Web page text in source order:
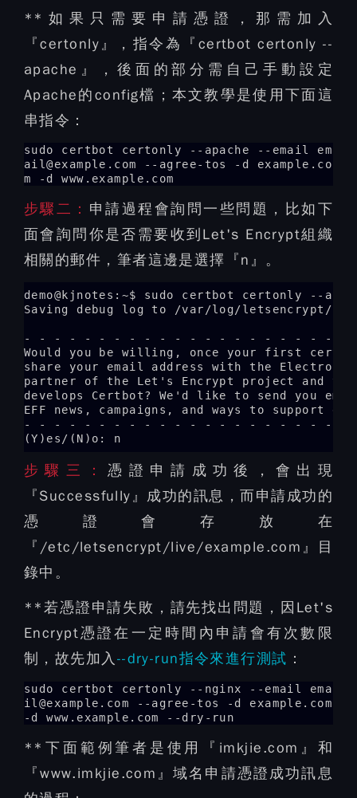
**如果只需要申請憑證，那需加入
『certonly』，指令為『certbot certonly --
apache』，後面的部分需自己手動設定
Apache的config檔；本文教學是使用下面這
串指令：
sudo certbot certonly --apache --email em
ail@example.com --agree-tos -d example.co
m -d www.example.com
步驟二： 申請過程會詢問一些問題，比如下
面會詢問你是否需要收到Let's Encrypt組織
相關的郵件，筆者這邊是選擇『n』。
demo@kjnotes:~$ sudo certbot certonly --
Saving debug log to /var/log/letsencrypt/
- - - - - - - - - - - - - - - - - - - - - -
Would you be willing, once your first
share your email address with the
partner of the Let's Encrypt project and
develops Certbot? We'd like to send you
EFF news, campaigns, and ways to support
- - - - - - - - - - - - - - - - - - - - - -
(Y)es/(N)o: n
步驟三： 憑證申請成功後，會出現
『Successfully』成功的訊息，而申請成功的
憑證會存放在
『/etc/letsencrypt/live/example.com』目
錄中。
**若憑證申請失敗，請先找出問題，因Let's
Encrypt憑證在一定時間內申請會有次數限
制，故先加入--dry-run指令來進行測試 ：
sudo certbot certonly --nginx --email ema
il@example.com --agree-tos -d example.com
-d www.example.com --dry-run
**下面範例筆者是使用『imkjie.com』和
『www.imkjie.com』域名申請憑證成功訊息